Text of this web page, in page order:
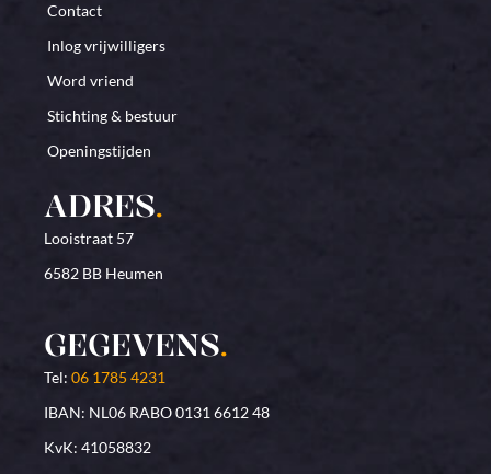
Contact
Inlog vrijwilligers
Word vriend
Stichting & bestuur
Openingstijden
ADRES.
Looistraat 57
6582 BB Heumen
GEGEVENS.
Tel: 06 1785 4231
IBAN: NL06 RABO 0131 6612 48
KvK: 41058832